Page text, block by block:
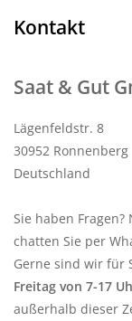
Kräuter
Für Kinder
Geschenkideen
Katalog
Kontakt
Saat & Gut
Lägenfeldstr. 8
30952 Ronnenberg
Deutschland
Sie haben
chatten Sie per
Gerne sind wir für
Freitag von 7-17
außerhalb dieser